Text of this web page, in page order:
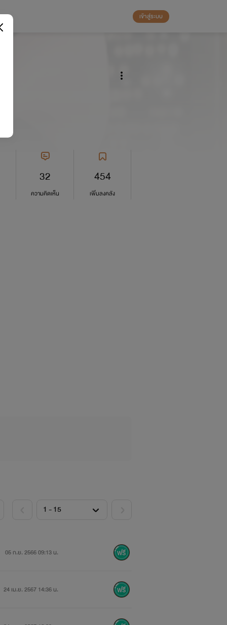
เข้าสู่ระบบ
32
ความคิดเห็น
454
เพิ่มลงคลัง
05 ก.ย. 2566 09:13 น.
24 เม.ย. 2567 14:36 น.